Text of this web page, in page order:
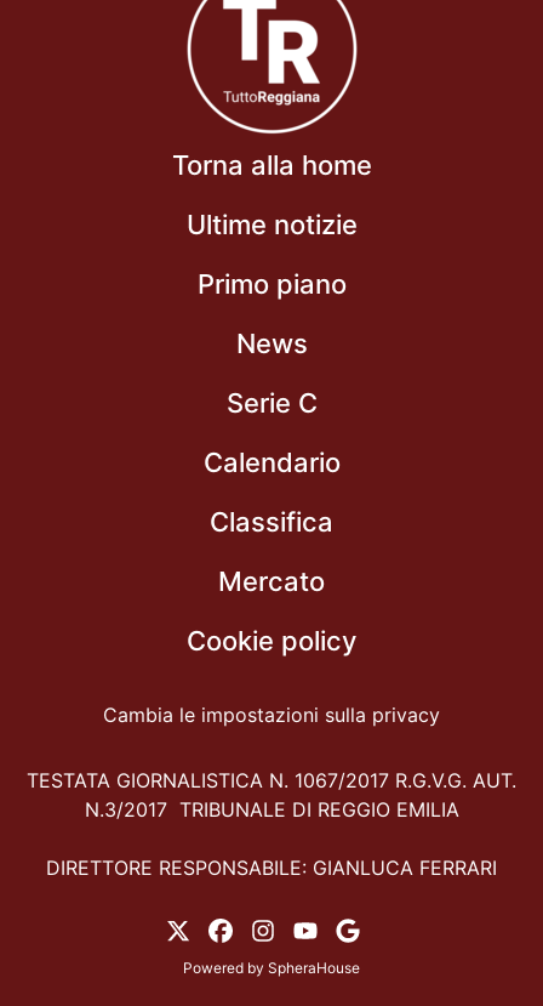
Torna alla home
Ultime notizie
Primo piano
News
Serie C
Calendario
Classifica
Mercato
Cookie policy
Cambia le impostazioni sulla privacy
TESTATA GIORNALISTICA N. 1067/2017 R.G.V.G. AUT.
N.3/2017 TRIBUNALE DI REGGIO EMILIA
DIRETTORE RESPONSABILE: GIANLUCA FERRARI
Powered by SpheraHouse